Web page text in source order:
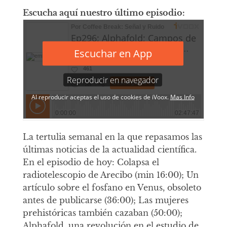
Escucha aquí nuestro último episodio:
La tertulia semanal en la que repasamos las
últimas noticias de la actualidad científica.
En el episodio de hoy: Colapsa el
radiotelescopio de Arecibo (min 16:00); Un
artículo sobre el fosfano en Venus, obsoleto
antes de publicarse (36:00); Las mujeres
prehistóricas también cazaban (50:00);